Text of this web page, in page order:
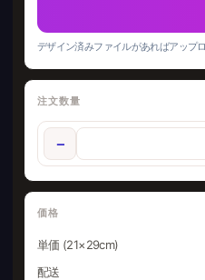
デザイン済みファイルがあればアップ
注文数量
−
価格
単価 (21×29cm)
配送